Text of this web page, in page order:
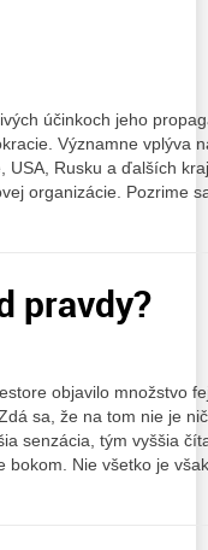
účinkoch jeho
Významne vplýva
Rusku a ďalších
organizácie. Pozrime
pravdy?
objavilo množstvo
sa, že na tom nie je
senzácia, tým vyššia
bokom. Nie všetko je